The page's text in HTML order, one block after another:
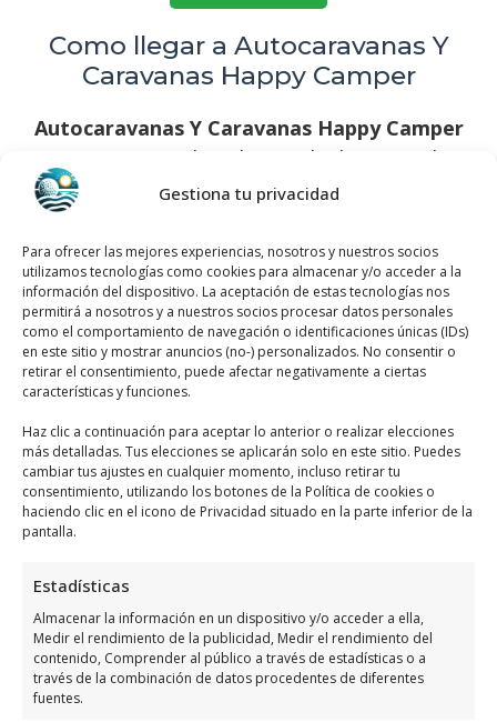
Gestiona tu privacidad
Para ofrecer las mejores experiencias, nosotros y nuestros socios
utilizamos tecnologías como cookies para almacenar y/o acceder a la
información del dispositivo. La aceptación de estas tecnologías nos
permitirá a nosotros y a nuestros socios procesar datos personales
como el comportamiento de navegación o identificaciones únicas (IDs)
en este sitio y mostrar anuncios (no-) personalizados. No consentir o
retirar el consentimiento, puede afectar negativamente a ciertas
características y funciones.
Haz clic a continuación para aceptar lo anterior o realizar elecciones
más detalladas. Tus elecciones se aplicarán solo en este sitio. Puedes
cambiar tus ajustes en cualquier momento, incluso retirar tu
consentimiento, utilizando los botones de la Política de cookies o
haciendo clic en el icono de Privacidad situado en la parte inferior de la
pantalla.
Estadísticas
Almacenar la información en un dispositivo y/o acceder a ella,
Medir el rendimiento de la publicidad, Medir el rendimiento del
contenido, Comprender al público a través de estadísticas o a
través de la combinación de datos procedentes de diferentes
fuentes.
Como llegar a Autocaravanas Y
Caravanas Happy Camper
Autocaravanas Y Caravanas Happy Camper
se encuentra ubicado en Pda daimes pol2
n180a, 03294 Elche, Alicante, España, utiliza
el siguiente
Haz clic para aceptar márketing cookies y
habilitar este contenido
Horario de servicio de
Autocaravanas Y Caravanas
Happy Camper